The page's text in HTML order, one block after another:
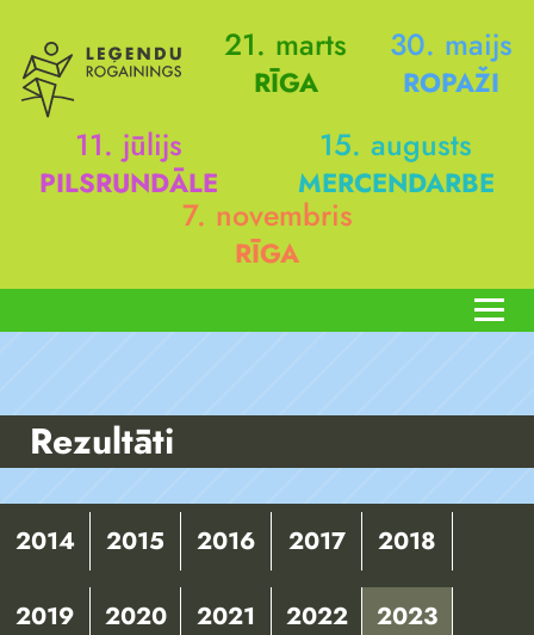
21. marts
RĪGA
30. maijs
ROPAŽI
11. jūlijs
PILSRUNDĀLE
15. augusts
MERCENDARBE
7. novembris
RĪGA
Rezultāti
2014 2015 2016 2017 2018
2019 2020 2021 2022 2023